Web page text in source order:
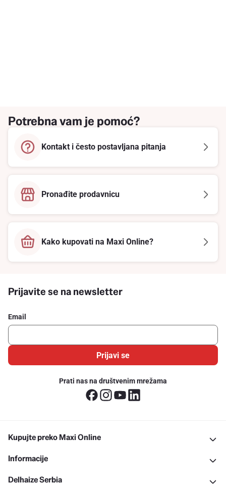
Potrebna vam je pomoć?
Kontakt i često postavljana pitanja
Pronađite prodavnicu
Kako kupovati na Maxi Online?
Prijavite se na newsletter
Email
Prijavi se
Prati nas na društvenim mrežama
Kupujte preko Maxi Online
Informacije
Delhaize Serbia